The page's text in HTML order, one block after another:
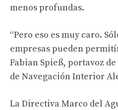
menos profundas.
“Pero eso es muy caro.
empresas pueden
Fabian Spieß, portavoz
de Navegación Interior
La Directiva Marco del